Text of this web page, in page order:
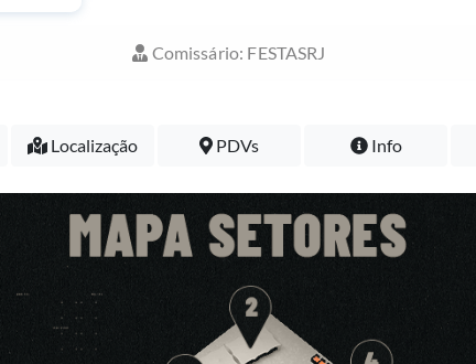
Comissário: FESTASRJ
Localização PDVs Info